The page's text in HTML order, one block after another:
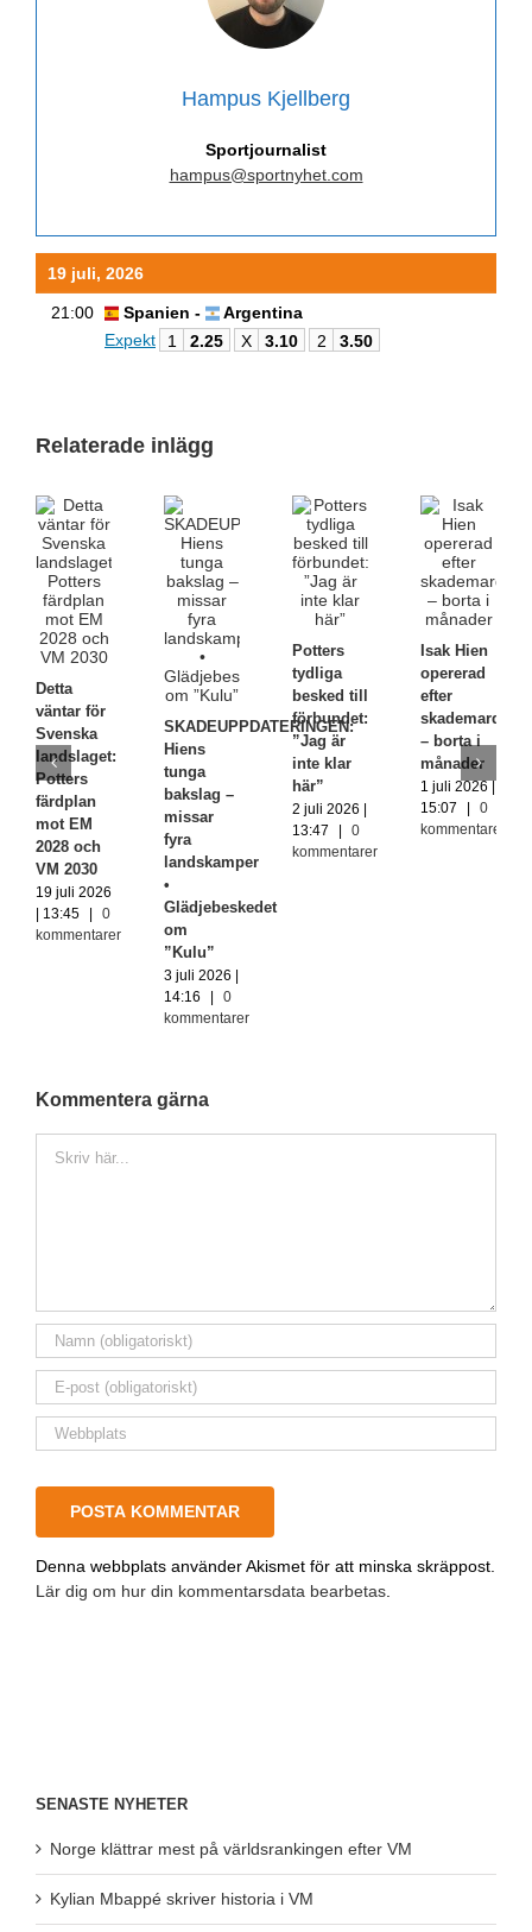
Hampus Kjellberg
Sportjournalist
hampus@sportnyhet.com
19 juli, 2026
21:00 Spanien -
Argentina
Expekt
1 2.25 X 3.10 2 3.50
Relaterade inlägg
Detta
väntar för
Svenska
landslaget:
Potters
färdplan
mot EM
2028 och
VM 2030
19 juli 2026
| 13:45
0
kommentarer
SKADEUPPDATERINGEN:
Hiens
tunga
bakslag –
missar
fyra
landskamper
•
Glädjebeskedet
om
”Kulu”
3 juli 2026 |
14:16
0
kommentarer
Potters
tydliga
besked till
förbundet:
”Jag är
inte klar
här”
2 juli 2026 |
13:47
0
kommentarer
Isak Hien
opererad
efter
– borta i
månader
1 juli 2026 |
15:07
0
kommentarer
Kommentera gärna
Denna webbplats använder Akismet för att minska skräppost.
Lär dig om hur din kommentarsdata bearbetas.
SENASTE NYHETER
Norge klättrar mest på världsrankingen efter VM
Kylian Mbappé skriver historia i VM